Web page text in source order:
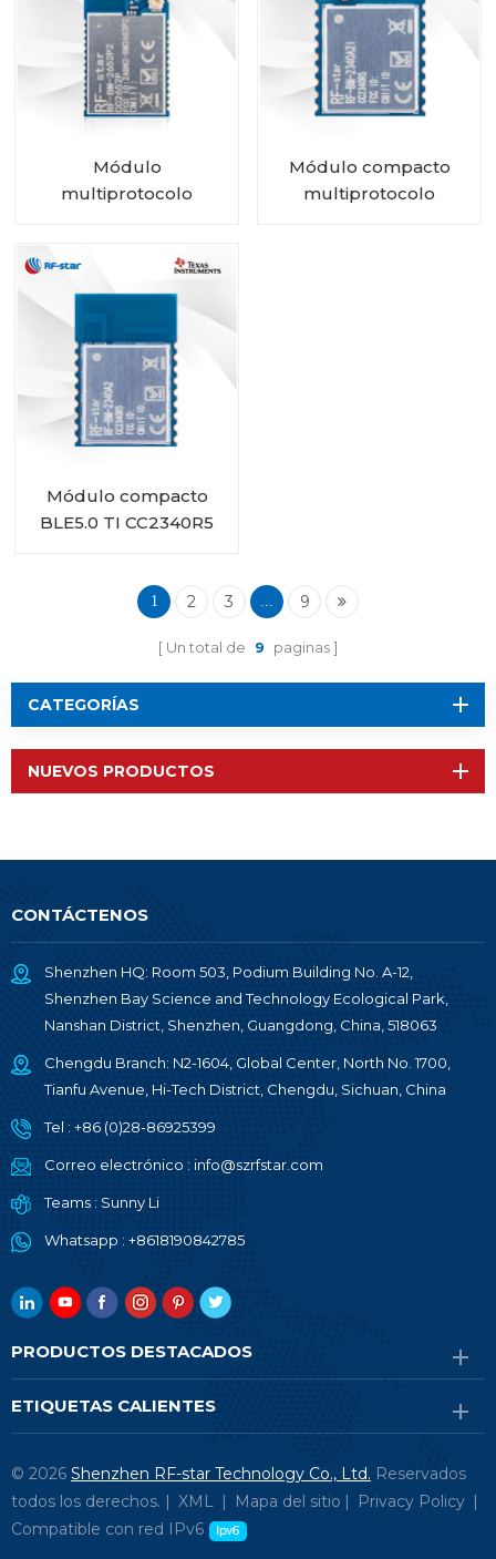
Módulo
multiprotocolo
Módulo compacto
multiprotocolo
Módulo compacto
BLE5.0 TI CC2340R5
1 2 3 ... 9
Un total de 9 paginas
CATEGORÍAS
NUEVOS PRODUCTOS
CONTÁCTENOS
Shenzhen HQ: Room 503, Podium Building No. A-12,
Shenzhen Bay Science and Technology Ecological Park,
Nanshan District, Shenzhen, Guangdong, China, 518063
Chengdu Branch: N2-1604, Global Center, North No. 1700,
Tianfu Avenue, Hi-Tech District, Chengdu, Sichuan, China
Tel : +86 (0)28-86925399
Correo electrónico : info@szrfstar.com
Teams : Sunny Li
Whatsapp : +8618190842785
PRODUCTOS DESTACADOS
ETIQUETAS CALIENTES
© 2026 Shenzhen RF-star Technology Co., Ltd. Reservados
todos los derechos. | XML | Mapa del sitio | Privacy Policy |
Compatible con red IPv6